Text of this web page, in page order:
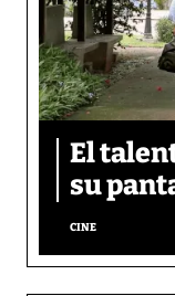
El
su
CINE